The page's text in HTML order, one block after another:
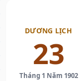
DƯƠNG LỊCH
23
Tháng 1 Năm 1902